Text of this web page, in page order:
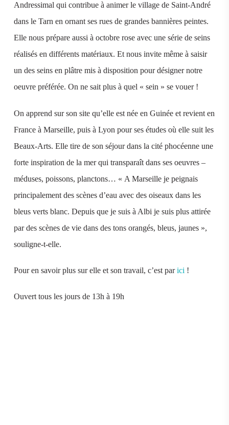
Andressimal qui contribue à animer le village de Saint-André
dans le Tarn en ornant ses rues de grandes bannières peintes.
Elle nous prépare aussi à octobre rose avec une série de seins
réalisés en différents matériaux. Et nous invite même à saisir
un des seins en plâtre mis à disposition pour désigner notre
oeuvre préférée. On ne sait plus à quel « sein » se vouer !
On apprend sur son site qu’elle est née en Guinée et revient en
France à Marseille, puis à Lyon pour ses études où elle suit les
Beaux-Arts. Elle tire de son séjour dans la cité phocéenne une
forte inspiration de la mer qui transparaît dans ses oeuvres –
méduses, poissons, planctons… « A Marseille je peignais
principalement des scènes d’eau avec des oiseaux dans les
bleus verts blanc. Depuis que je suis à Albi je suis plus attirée
par des scènes de vie dans des tons orangés, bleus, jaunes »,
souligne-t-elle.
Pour en savoir plus sur elle et son travail, c’est parici !
Ouvert tous les jours de 13h à 19h